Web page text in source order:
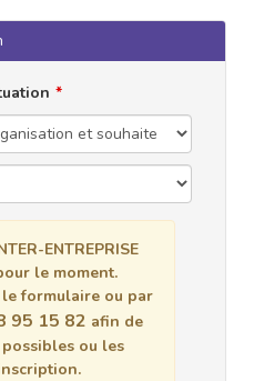
ENTREPRISE
le moment.
formulaire ou par
95 15 82 afin de
ou les